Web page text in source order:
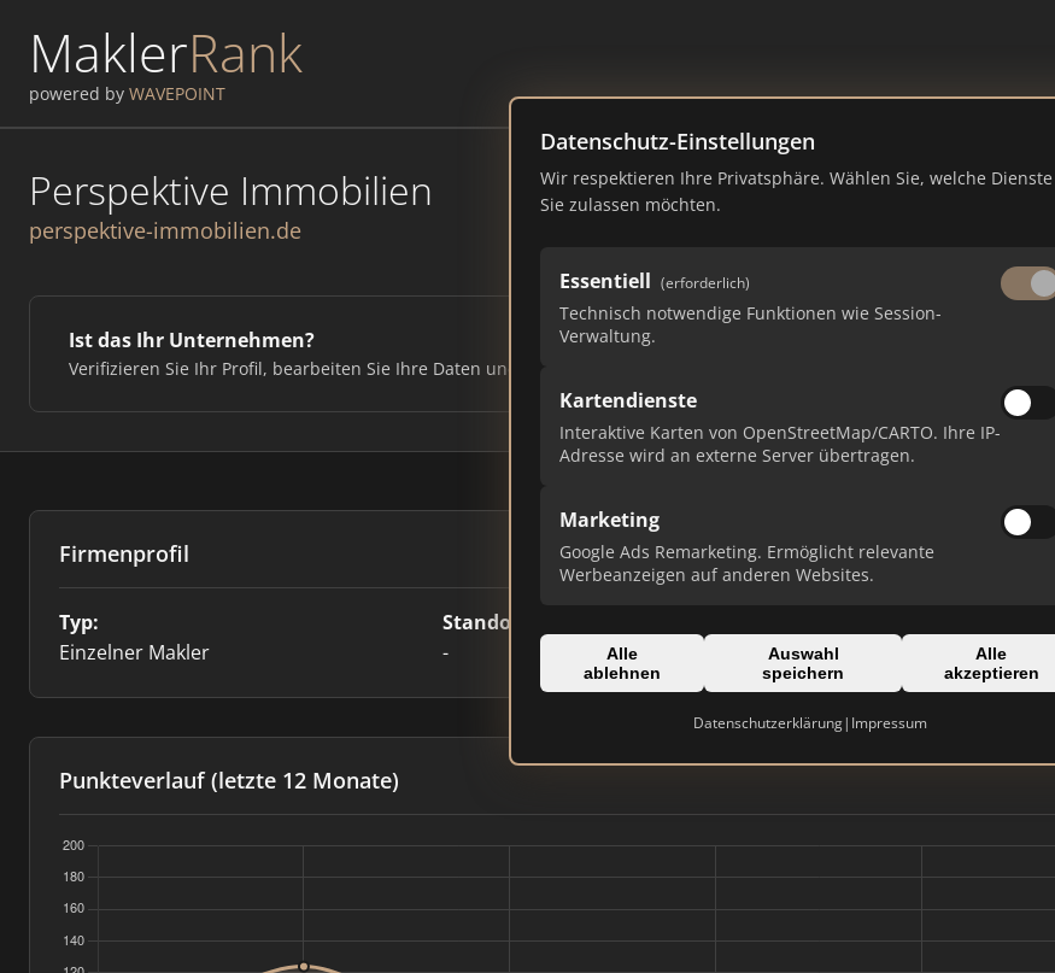
MaklerRank
powered by WAVEPOINT
Datenschutz-Einstellungen
Wir respektieren Ihre Privatsphäre. Wählen Sie, welche Dienste
Sie zulassen möchten.
Essentiell (erforderlich)
Technisch notwendige Funktionen wie Session-
Verwaltung.
Kartendienste
Interaktive Karten von OpenStreetMap/CARTO. Ihre IP-
Adresse wird an externe Server übertragen.
Marketing
Google Ads Remarketing. Ermöglicht relevante
Werbeanzeigen auf anderen Websites.
Alle
ablehnen
Auswahl
speichern
Alle
akzeptieren
Datenschutzerklärung| Impressum
Perspektive Immobilien
perspektive-immobilien.de
Ist das Ihr Unternehmen?
Verifizieren Sie Ihr Profil, bearbeiten Sie Ihre Daten und erhalten Sie monatliche Ranking-Updates.
Firmenprofil
Typ:
Einzelner Makler
Standort:
-
perspektive-immobilien.de
Punkteverlauf (letzte 12 Monate)